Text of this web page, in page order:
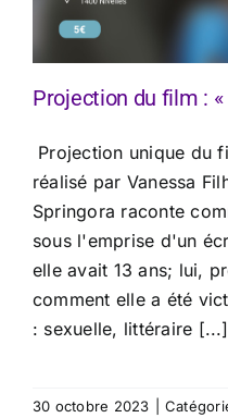
Projection du film :
Projection unique du
réalisé par Vanessa
Springora raconte
sous l'emprise d'un
elle avait 13 ans; lui,
comment elle a été
: sexuelle, littéraire [...]
30 octobre 2023